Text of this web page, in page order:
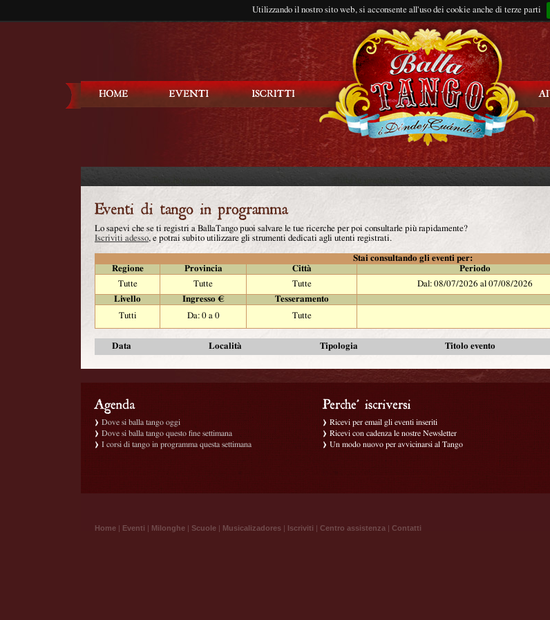
Utilizzando il nostro sito web, si acconsente all'uso dei cookie anche di terze parti
Lo sapevi che se ti registri a BallaTango puoi salvare le tue ricerche per poi consultarle più rapidamente?
Iscriviti adesso, e potrai subito utilizzare gli strumenti dedicati agli utenti registrati.
Stai consultando gli eventi per:
Regione
Provincia Città Periodo
Tutte
Tutte Tutte Dal: 08/07/2026 al 07/08/2026
Livello
Ingresso €
Tesseramento
Tutti
Da: 0 a 0 Tutte
Data Località Tipologia Titolo evento
Dove si balla tango oggi
Dove si balla tango questo fine settimana
I corsi di tango in programma questa settimana
Ricevi per email gli eventi inseriti
Ricevi con cadenza le nostre Newsletter
Un modo nuovo per avvicinarsi al Tango
Home | Eventi | Milonghe | Scuole | Musicalizadores | Iscriviti | Centro assistenza | Contatti